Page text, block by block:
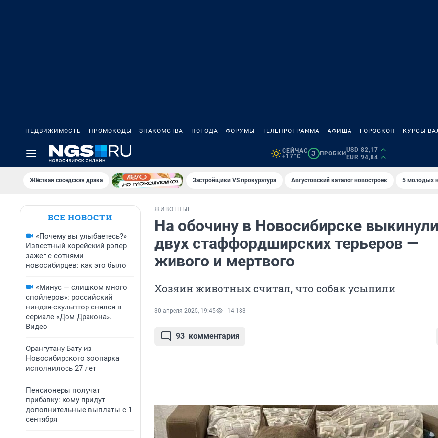
НЕДВИЖИМОСТЬ ПРОМОКОДЫ ЗНАКОМСТВА ПОГОДА ФОРУМЫ ТЕЛЕПРОГРАММА АФИША ГОРОСКОП КУРСЫ
СЕЙЧАС
+17°C
3 ПРОБКИ
USD 82,17
EUR 94,84
Жёсткая соседская драка Застройщики VS прокуратура Августовский каталог новостроек 5 молодых
ВСЕ НОВОСТИ
«Почему вы улыбаетесь?»
Известный корейский рэпер
зажег с сотнями
новосибирцев: как это было
«Минус — слишком много
спойлеров»: российский
ниндзя-скульптор снялся в
сериале «Дом Дракона».
Видео
Орангутану Бату из
Новосибирского зоопарка
исполнилось 27 лет
Пенсионеры получат
прибавку: кому придут
дополнительные выплаты с 1
сентября
ЖИВОТНЫЕ
На обочину в Новосибирске выкинули
двух стаффордширских терьеров —
живого и мертвого
Хозяин животных считал, что собак усыпили
30 апреля 2025, 19:45 14 183
93 комментария